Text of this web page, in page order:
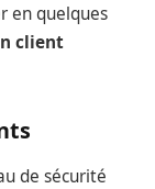
en quelques
client
de sécurité